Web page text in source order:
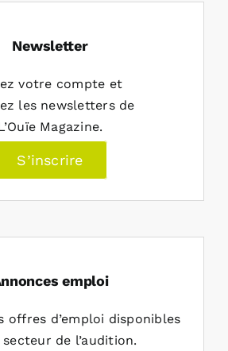
Newsletter
votre compte et
les newsletters de
Magazine.
S’inscrire
emploi
offres d’emploi disponibles
de l’audition.